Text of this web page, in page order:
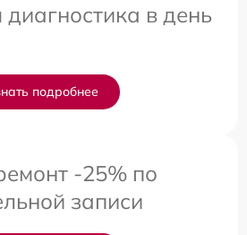
в день
подробнее
-25% по
записи